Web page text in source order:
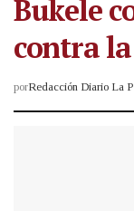
Bukele
contra
porRedacción Diario La